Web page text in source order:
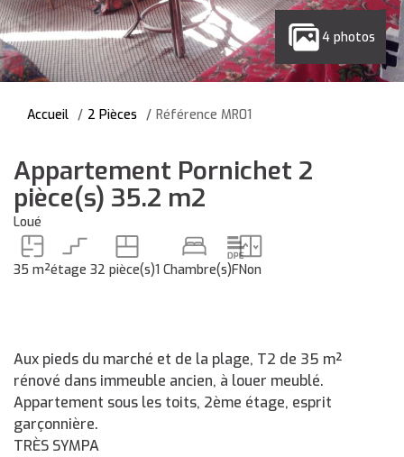
4 photos
Accueil 2 Pièces Référence MR01
Appartement Pornichet 2
pièce(s) 35.2 m2
Loué
35 m²étage 32 pièce(s)1 Chambre(s)FNon
Aux pieds du marché et de la plage, T2 de 35 m²
rénové dans immeuble ancien, à louer meublé.
Appartement sous les toits, 2ème étage, esprit
garçonnière.
TRÈS SYMPA